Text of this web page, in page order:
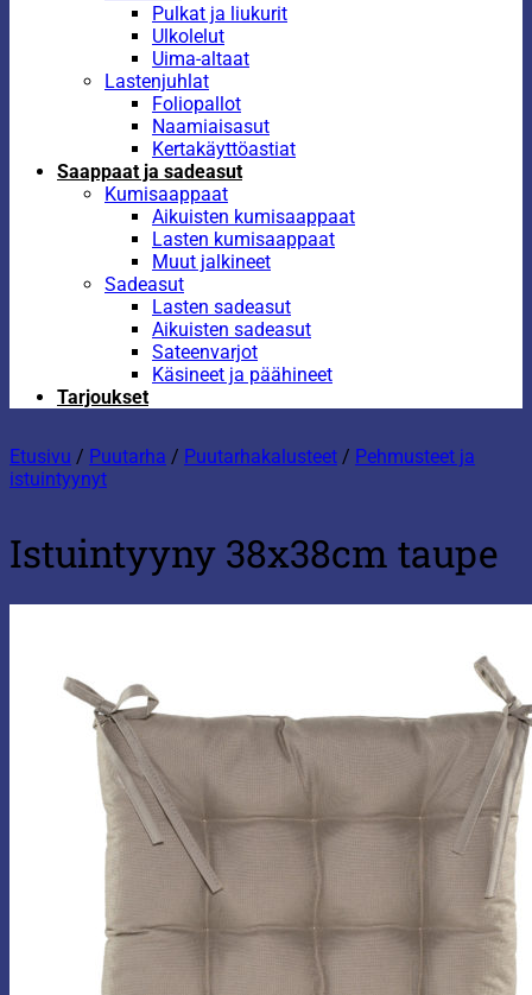
Pulkat ja liukurit
Ulkolelut
Uima-altaat
Lastenjuhlat
Foliopallot
Naamiaisasut
Kertakäyttöastiat
Saappaat ja sadeasut
Kumisaappaat
Aikuisten kumisaappaat
Lasten kumisaappaat
Muut jalkineet
Sadeasut
Lasten sadeasut
Aikuisten sadeasut
Sateenvarjot
Käsineet ja päähineet
Tarjoukset
Etusivu / Puutarha / Puutarhakalusteet / Pehmusteet ja
istuintyynyt
Istuintyyny 38x38cm taupe